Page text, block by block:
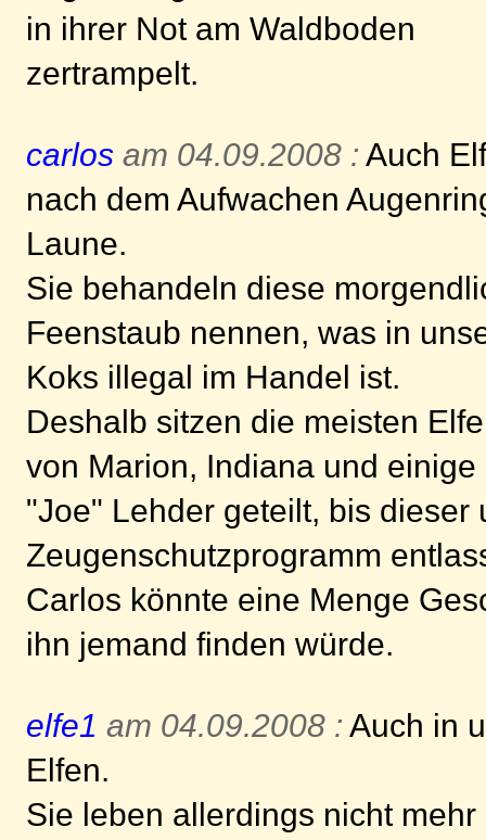
in ihrer Not am Waldboden
zertrampelt.
carlos am 04.09.2008 : Auch
nach dem Aufwachen
Laune.
Sie behandeln diese
Feenstaub nennen, was in
Koks illegal im Handel ist.
Deshalb sitzen die meisten
von Marion, Indiana und
"Joe" Lehder geteilt, bis dieser
Zeugenschutzprogramm
Carlos könnte eine Menge
ihn jemand finden würde.
elfe1 am 04.09.2008 : Auch in
Elfen.
Sie leben allerdings nicht